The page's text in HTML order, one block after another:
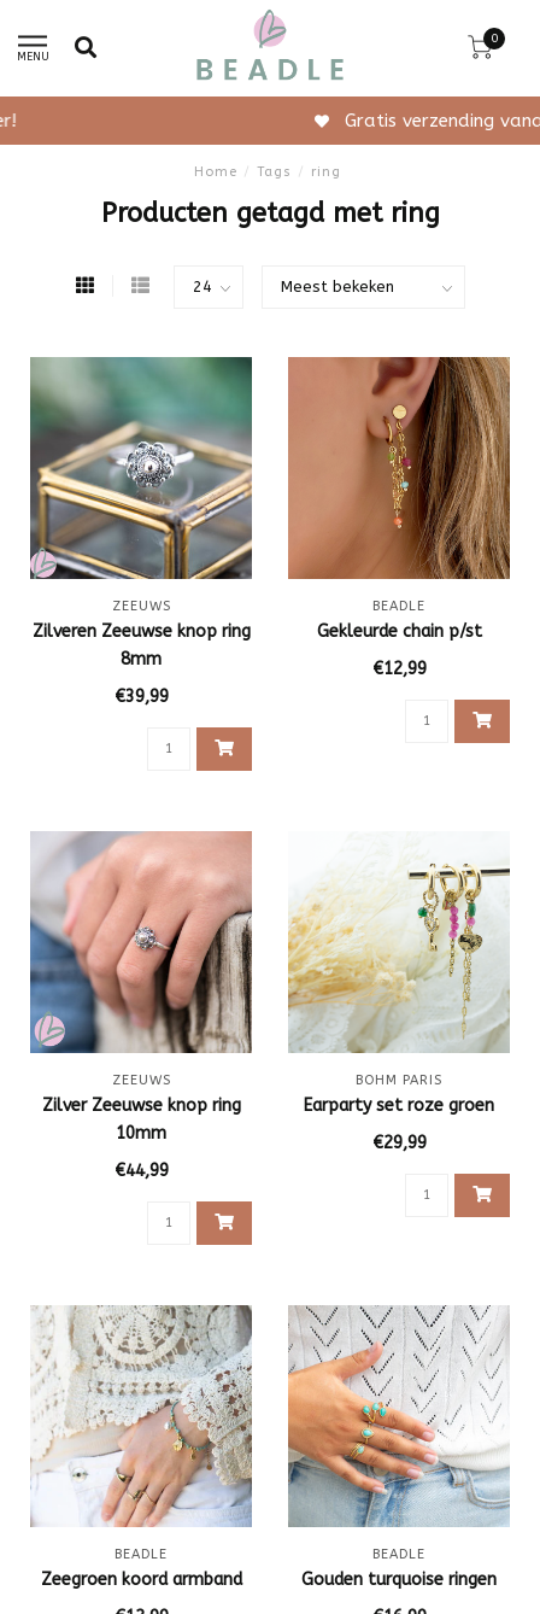
MENU
0
Gratis verzending vanaf 50,-
Home / Tags / ring
Producten getagd met ring
ZEEUWS
Zilveren Zeeuwse knop ring
8mm
€39,99
BEADLE
Gekleurde chain p/st
€12,99
ZEEUWS
Zilver Zeeuwse knop ring
10mm
€44,99
BOHM PARIS
Earparty set roze groen
€29,99
BEADLE
Zeegroen koord armband
BEADLE
Gouden turquoise ringen